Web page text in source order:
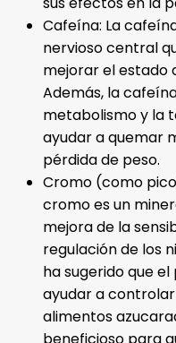
Cafeína: La
nervioso central
mejorar el estado
Además, la
metabolismo y la
ayudar a quemar
pérdida de peso.
Cromo (como
cromo es un
mejora de la
regulación de los
ha sugerido que
ayudar a
alimentos